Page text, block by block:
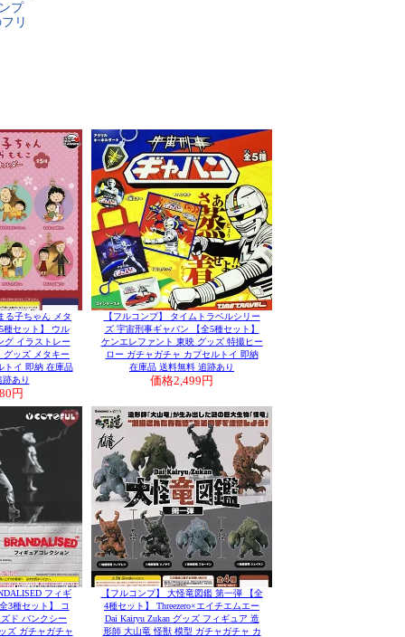
プ​
リ​
る子ちゃん メタ
種セット】 ウル
グ イラストレー
グッズ メタキー
トイ 即納 在庫品
あり
円
【フルコンプ】 タイムトラベルシリー
ズ 宇宙刑事ギャバン 【全5種セット】
ケンエレファント 東映 グッズ 特撮ヒー
ロー ガチャガチャ カプセルトイ 即納
在庫品 送料無料 追跡あり
価格2,499円
フィギ
3種セット】 コ
ド バンクシー
ズ ガチャガチャ
【フルコンプ】 大怪竜図鑑 第一弾 【全
4種セット】 Threezero×エイチエムエー
Dai Kairyu Zukan グッズ フィギュア 造
形師 大山竜 怪獣 模型 ガチャガチャ カ